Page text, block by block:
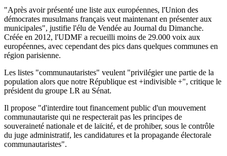
"Après avoir présenté une liste aux européennes, l'Union des
démocrates musulmans français veut maintenant en présenter aux
municipales", justifie l'élu de Vendée au Journal du Dimanche.
Créée en 2012, l'UDMF a recueilli moins de 29.000 voix aux
européennes, avec cependant des pics dans quelques communes en
région parisienne.
Les listes "communautaristes" veulent "privilégier une partie de la
population alors que notre République est +indivisible +", critique le
président du groupe LR au Sénat.
Il propose "d'interdire tout financement public d'un mouvement
communautariste qui ne respecterait pas les principes de
souveraineté nationale et de laïcité, et de prohiber, sous le contrôle
du juge administratif, les candidatures et la propagande électorale
communautaristes".